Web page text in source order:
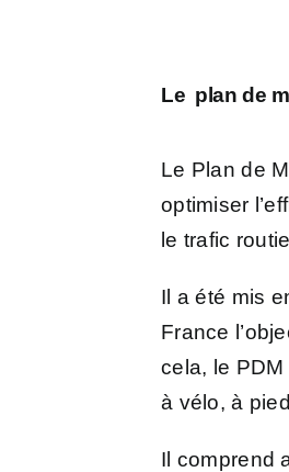
Le plan de
Le Plan de
optimiser
le trafic
Il a été mis
France
cela, le
à vélo, à
Il comprend